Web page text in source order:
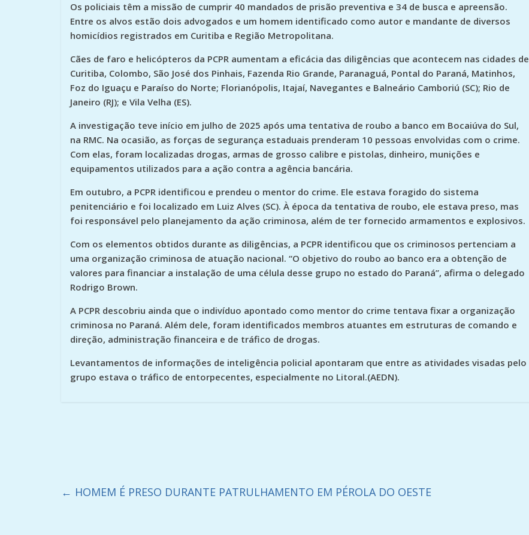
Os policiais têm a missão de cumprir 40 mandados de prisão preventiva e 34 de busca e apreensão.
Entre os alvos estão dois advogados e um homem identificado como autor e mandante de diversos
homicídios registrados em Curitiba e Região Metropolitana.
Cães de faro e helicópteros da PCPR aumentam a eficácia das diligências que acontecem nas cidades de
Curitiba, Colombo, São José dos Pinhais, Fazenda Rio Grande, Paranaguá, Pontal do Paraná, Matinhos,
Foz do Iguaçu e Paraíso do Norte; Florianópolis, Itajaí, Navegantes e Balneário Camboriú (SC); Rio de
Janeiro (RJ); e Vila Velha (ES).
A investigação teve início em julho de 2025 após uma tentativa de roubo a banco em Bocaiúva do Sul,
na RMC. Na ocasião, as forças de segurança estaduais prenderam 10 pessoas envolvidas com o crime.
Com elas, foram localizadas drogas, armas de grosso calibre e pistolas, dinheiro, munições e
equipamentos utilizados para a ação contra a agência bancária.
Em outubro, a PCPR identificou e prendeu o mentor do crime. Ele estava foragido do sistema
penitenciário e foi localizado em Luiz Alves (SC). À época da tentativa de roubo, ele estava preso, mas
foi responsável pelo planejamento da ação criminosa, além de ter fornecido armamentos e explosivos.
Com os elementos obtidos durante as diligências, a PCPR identificou que os criminosos pertenciam a
uma organização criminosa de atuação nacional. “O objetivo do roubo ao banco era a obtenção de
valores para financiar a instalação de uma célula desse grupo no estado do Paraná”, afirma o delegado
Rodrigo Brown.
A PCPR descobriu ainda que o indivíduo apontado como mentor do crime tentava fixar a organização
criminosa no Paraná. Além dele, foram identificados membros atuantes em estruturas de comando e
direção, administração financeira e de tráfico de drogas.
Levantamentos de informações de inteligência policial apontaram que entre as atividades visadas pelo
grupo estava o tráfico de entorpecentes, especialmente no Litoral.(AEDN).
← HOMEM É PRESO DURANTE PATRULHAMENTO EM PÉROLA DO OESTE